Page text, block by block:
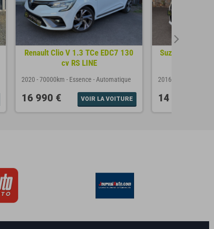
Renault Clio V 1.3 TCe EDC7 130
cv RS LINE
2020 -70000km - Essence -Automatique
16 990 € VOIR LA VOITURE
Suzuki Swift IV
2016
14 490 €